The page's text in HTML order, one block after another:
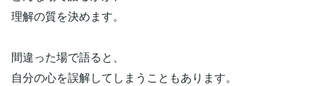
理解の質を決めます。
間違った場で語ると、
自分の心を誤解してしまうこともあります。